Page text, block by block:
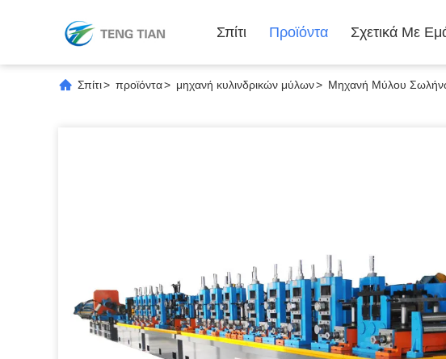
Σπίτι Προϊόντα Σχετικά Με
Σπίτι> προϊόντα> μηχανή κυλινδρικών μύλων> Μηχανή Μύλου